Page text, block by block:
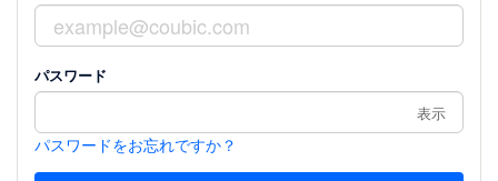
パスワード
表示
パスワードをお忘れですか？